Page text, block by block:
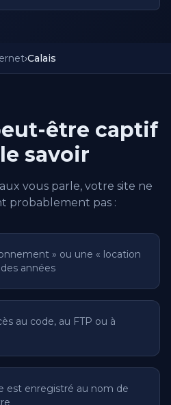
›Calais
être captif
savoir
vous parle, votre site ne
probablement pas :
» ou une « location
années
au code, au FTP ou à
est enregistré au nom de